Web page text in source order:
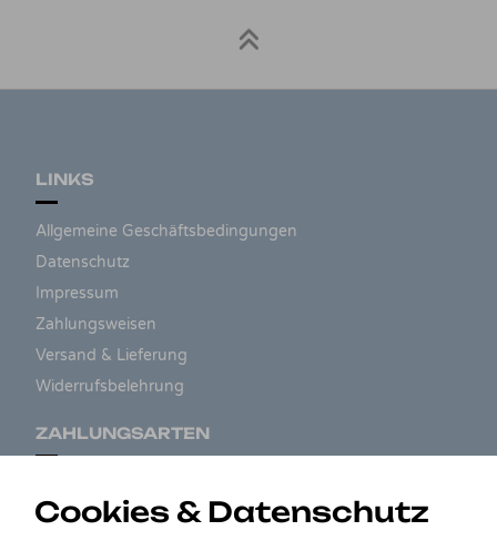
LINKS
Allgemeine Geschäftsbedingungen
Datenschutz
Impressum
Zahlungsweisen
Versand & Lieferung
Widerrufsbelehrung
ZAHLUNGSARTEN
Cookies & Datenschutz